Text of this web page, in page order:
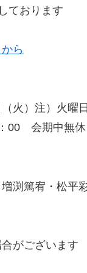
ております
ら
火）注）火曜
00 会期中無休
渕篤宥・松平
がございます